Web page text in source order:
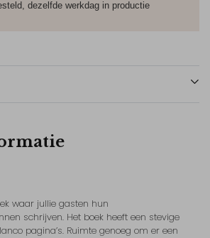
dezelfde werkdag in productie
waar jullie gasten hun
schrijven. Het boek heeft een stevige
pagina’s. Ruimte genoeg om er een